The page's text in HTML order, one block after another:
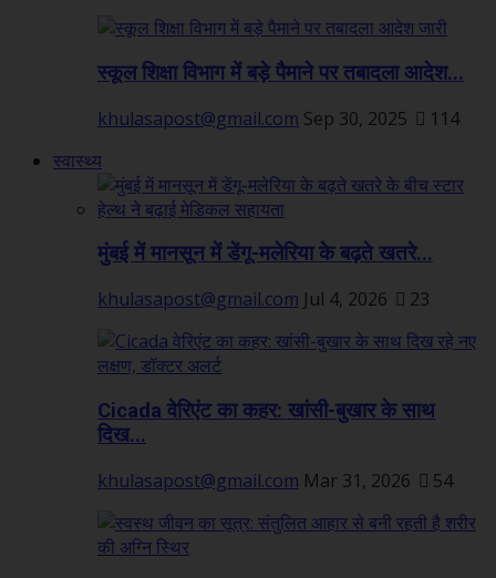
स्कूल शिक्षा विभाग में बड़े पैमाने पर तबादला आदेश...
khulasapost@gmail.com Sep 30, 2025
114
स्वास्थ्य
मुंबई में मानसून में डेंगू-मलेरिया के बढ़ते खतरे...
khulasapost@gmail.com Jul 4, 2026 23
Cicada वेरिएंट का कहर: खांसी-बुखार के साथ
दिख...
khulasapost@gmail.com Mar 31, 2026 54